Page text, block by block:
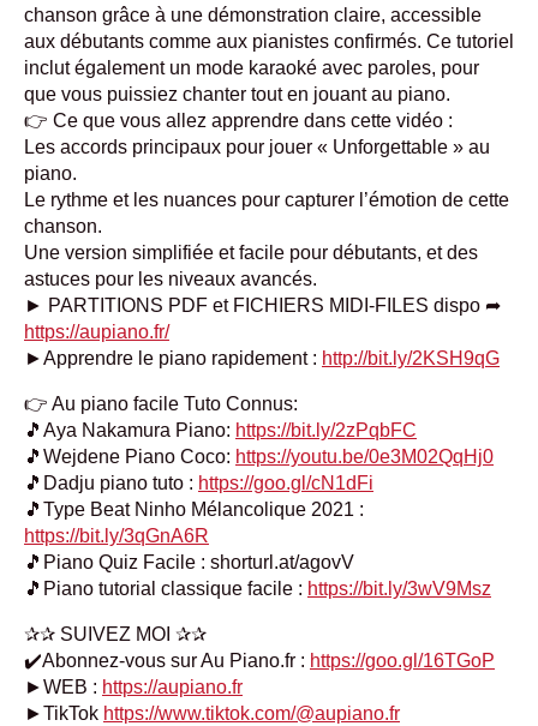
chanson grâce à une démonstration claire, accessible
aux débutants comme aux pianistes confirmés. Ce tutoriel
inclut également un mode karaoké avec paroles, pour
que vous puissiez chanter tout en jouant au piano.
👉 Ce que vous allez apprendre dans cette vidéo :
Les accords principaux pour jouer « Unforgettable » au
piano.
Le rythme et les nuances pour capturer l’émotion de cette
chanson.
Une version simplifiée et facile pour débutants, et des
astuces pour les niveaux avancés.
► PARTITIONS PDF et FICHIERS MIDI-FILES dispo ➦
https://aupiano.fr/
►Apprendre le piano rapidement : http://bit.ly/2KSH9qG
👉 Au piano facile Tuto Connus:
🎵Aya Nakamura Piano: https://bit.ly/2zPqbFC
🎵Wejdene Piano Coco: https://youtu.be/0e3M02QqHj0
🎵Dadju piano tuto : https://goo.gl/cN1dFi
🎵Type Beat Ninho Mélancolique 2021 :
https://bit.ly/3qGnA6R
🎵Piano Quiz Facile : shorturl.at/agovV
🎵Piano tutorial classique facile : https://bit.ly/3wV9Msz
✰✰ SUIVEZ MOI ✰✰
✔️Abonnez-vous sur Au Piano.fr : https://goo.gl/16TGoP
►WEB : https://aupiano.fr
►TikTok https://www.tiktok.com/@aupiano.fr